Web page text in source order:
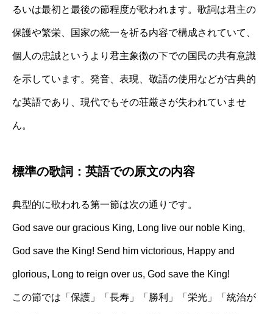
るいは最初と最後の節程度が歌われます。歌詞は君主の
保護や繁栄、国家の統一を祈る内容で構成されていて、
個人の忠誠というより君主象徴の下での国民の共有意識
を示しています。発音、表現、敬語の使用などが古典的
な英語であり、現代でもその荘厳さが失われていませ
ん。
標準の歌詞：英語での原文の内容
典型的に歌われる第一節は次の通りです。
God save our gracious King, Long live our noble King,
God save the King! Send him victorious, Happy and
glorious, Long to reign over us, God save the King!
この節では「保護」「長寿」「勝利」「栄光」「統治が